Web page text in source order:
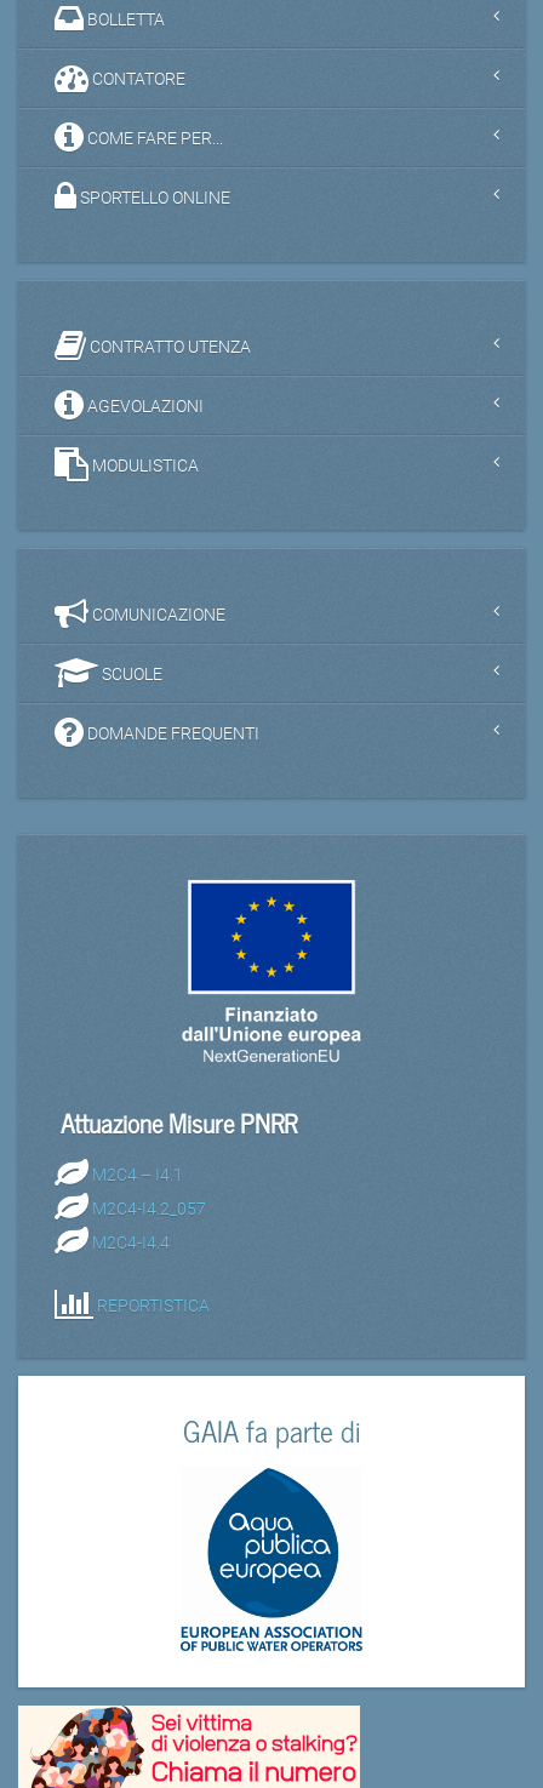
BOLLETTA
CONTATORE
COME FARE PER...
SPORTELLO ONLINE
CONTRATTO UTENZA
AGEVOLAZIONI
MODULISTICA
COMUNICAZIONE
SCUOLE
DOMANDE FREQUENTI
Attuazione Misure PNRR
M2C4 – I4.1
M2C4-I4.2_057
M2C4-I4.4
REPORTISTICA
GAIA fa parte di